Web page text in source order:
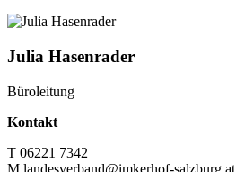
Julia Hasenrader
Büroleitung
Kontakt
T 06221 7342
M landesverband@imkerhof-salzburg.at